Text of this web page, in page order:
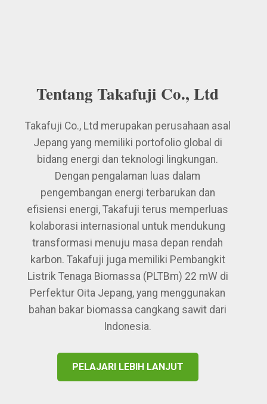
Tentang Takafuji Co., Ltd
Takafuji Co., Ltd merupakan perusahaan asal
Jepang yang memiliki portofolio global di
bidang energi dan teknologi lingkungan.
Dengan pengalaman luas dalam
pengembangan energi terbarukan dan
efisiensi energi, Takafuji terus memperluas
kolaborasi internasional untuk mendukung
transformasi menuju masa depan rendah
karbon. Takafuji juga memiliki Pembangkit
Listrik Tenaga Biomassa (PLTBm) 22 mW di
Perfektur Oita Jepang, yang menggunakan
bahan bakar biomassa cangkang sawit dari
Indonesia.
PELAJARI LEBIH LANJUT